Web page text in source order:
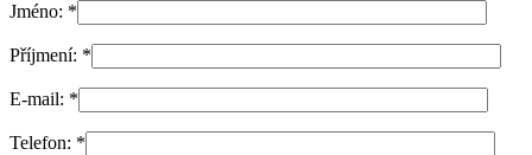
Jméno: *
Příjmení: *
E-mail: *
Telefon: *